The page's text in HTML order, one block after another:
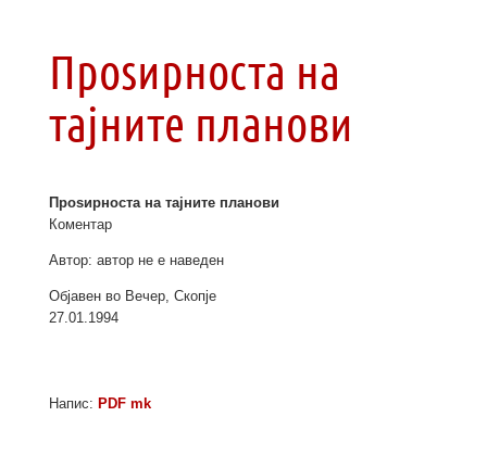
Проѕирноста на
тајните планови
Проѕирноста на тајните планови
Коментар
Автор: автор не е наведен
Објавен во Вечер, Скопје
27.01.1994
Напис: PDF mk